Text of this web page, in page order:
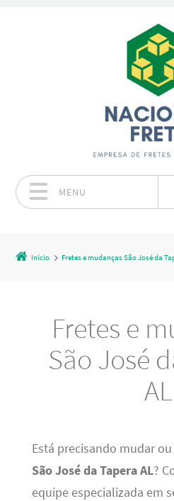
MENU
Início Fretes e mudanças São José da
Fretes e
São José
AL
Está precisando mudar
São José da Tapera AL?
equipe especializada em